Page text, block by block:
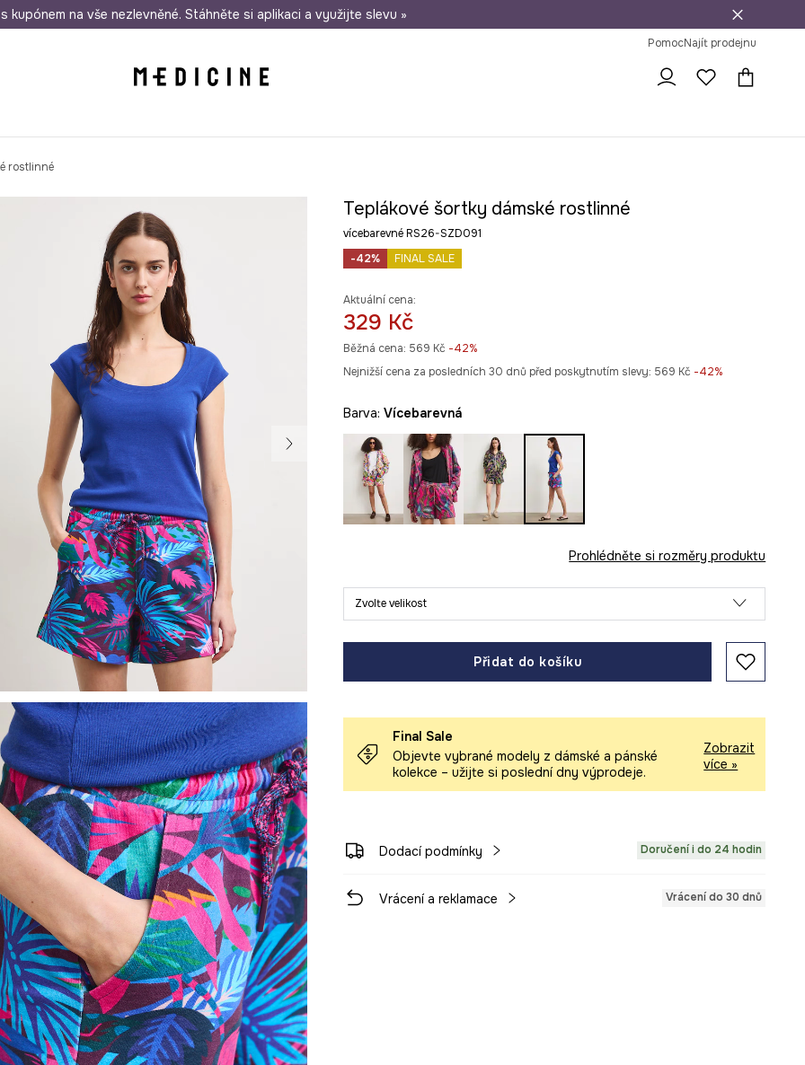
nákupu nad 1 200 Kč Odeslání i do 24 hodin 30 dní na vrácení zboží
s kupónem na vše nezlevněné. Stáhněte si aplikaci a využijte slevu »
PomocNajít prodejnu
rostlinné
Teplákové šortky dámské rostlinné
vícebarevné RS26-SZD091
-42%
FINAL SALE
Aktuální cena:
329 Kč
Běžná cena: 569 Kč -42%
Nejnižší cena za posledních 30 dnů před poskytnutím slevy: 569 Kč -42%
Barva: vícebarevná
Prohlédněte si rozměry produktu
Zvolte velikost
Přidat do košíku
Final Sale
Objevte vybrané modely z dámské a pánské
kolekce – užijte si poslední dny výprodeje.
Zobrazit
více »
Dodací podmínky Doručení i do 24 hodin
Vrácení a reklamace Vrácení do 30 dnů